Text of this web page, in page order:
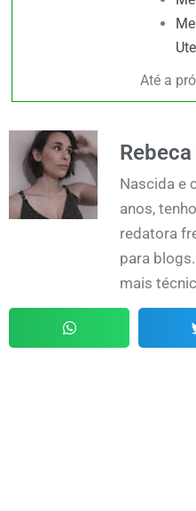
Até a
Nascida e
anos,
redatora
para
mais